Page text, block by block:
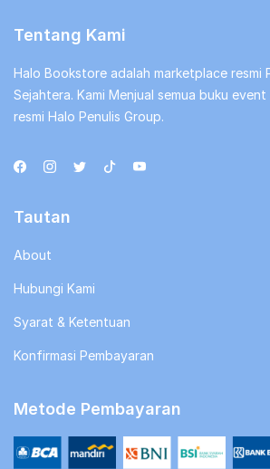
Tentang Kami
Halo Bookstore adalah marketplace resmi
Sejahtera. Kami Menjual semua buku
resmi Halo Penulis Group.
Tautan
About
Hubungi Kami
Syarat & Ketentuan
Konfirmasi Pembayaran
Metode Pembayaran